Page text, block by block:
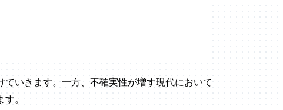
いきます。一方、不確実性が増す現代において
。